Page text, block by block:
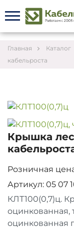
Главная Каталог
кабельроста
Крышка
Розничная
Артикул: 05 07
КЛТ100(0,7)ц.
оцинкованная,
оцинкованная
Укажите
заказу –